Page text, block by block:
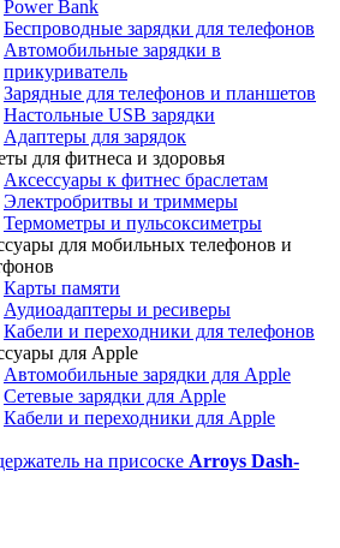
Power Bank
Беспроводные зарядки для телефонов
Автомобильные зарядки в
прикуриватель
Зарядные для телефонов и планшетов
Настольные USB зарядки
Адаптеры для зарядок
для фитнеса и здоровья
Аксессуары к фитнес браслетам
Электробритвы и триммеры
Термометры и пульсоксиметры
для мобильных телефонов и
Карты памяти
Аудиоадаптеры и ресиверы
Кабели и переходники для телефонов
для Apple
Автомобильные зарядки для Apple
Сетевые зарядки для Apple
Кабели и переходники для Apple
на присоске Arroys Dash-